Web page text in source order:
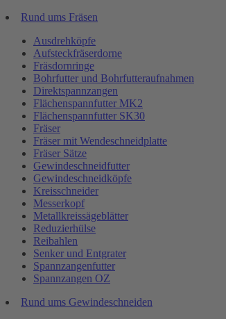
Rund ums Fräsen
Ausdrehköpfe
Aufsteckfräserdorne
Fräsdornringe
Bohrfutter und Bohrfutteraufnahmen
Direktspannzangen
Flächenspannfutter MK2
Flächenspannfutter SK30
Fräser
Fräser mit Wendeschneidplatte
Fräser Sätze
Gewindeschneidfutter
Gewindeschneidköpfe
Kreisschneider
Messerkopf
Metallkreissägeblätter
Reduzierhülse
Reibahlen
Senker und Entgrater
Spannzangenfutter
Spannzangen OZ
Rund ums Gewindeschneiden